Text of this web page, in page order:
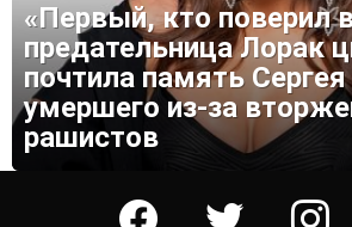
«Первый, кто поверил
предательница Лорак
почтила память
умершего из-за
рашистов
facebook twitter